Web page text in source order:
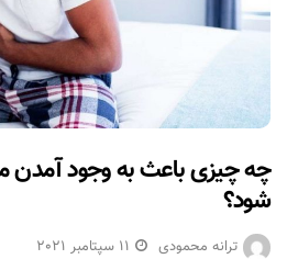
چه چیزی باعث به وجود آمدن
شود؟
ترانه محمودی 11 سپتامبر 2021